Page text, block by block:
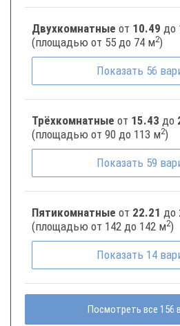
Двухкомнатные от 10.49 до
(площадью от 55 до 74 м2)
Показать 56
Трёхкомнатные от 15.43 до
(площадью от 90 до 113 м2)
Показать 59
Пятикомнатные от 22.21 до
(площадью от 142 до 142 м2)
Показать 14
Посмотреть все 156